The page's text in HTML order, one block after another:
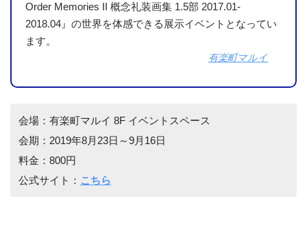
Order Memories II 概念礼装画集 1.5部 2017.01-
2018.04』の世界を体感できる展示イベントとなってい
ます。
有楽町マルイ
会場：有楽町マルイ 8F イベントスペース
会期：2019年8月23日～9月16日
料金：800円
公式サイト： こちら